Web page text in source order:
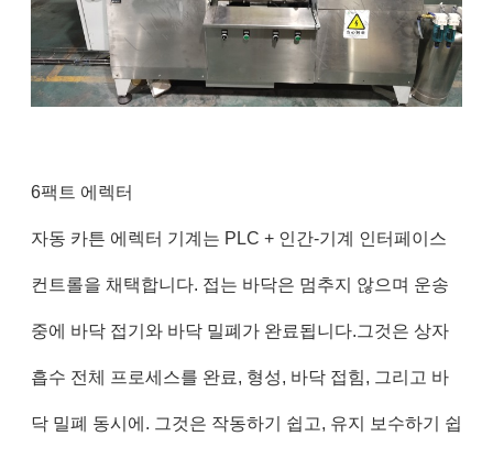
6팩트 에렉터
자동 카튼 에렉터 기계는 PLC + 인간-기계 인터페이스
컨트롤을 채택합니다. 접는 바닥은 멈추지 않으며 운송
중에 바닥 접기와 바닥 밀폐가 완료됩니다.그것은 상자
흡수 전체 프로세스를 완료, 형성, 바닥 접힘, 그리고 바
닥 밀폐 동시에. 그것은 작동하기 쉽고, 유지 보수하기 쉽